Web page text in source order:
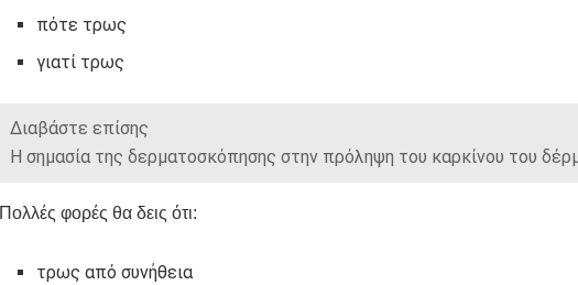
πότε τρως
γιατί τρως
Διαβάστε επίσης
Η σημασία της δερματοσκόπησης στην πρόληψη του καρκίνου του
Πολλές φορές θα δεις ότι:
τρως από συνήθεια